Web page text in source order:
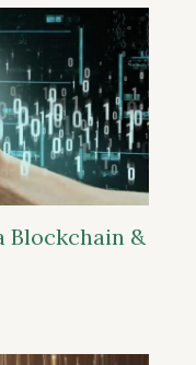
Blockchain &